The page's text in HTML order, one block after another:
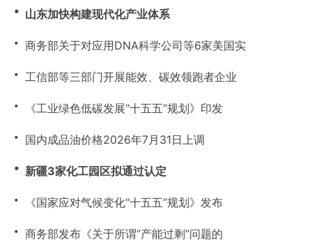
・ 山东加快构建现代化产业体系
・ 商务部关于对应用DNA科学公司等6家美国实
・ 工信部等三部门开展能效、碳效领跑者企业
・ 《工业绿色低碳发展“十五五”规划》印发
・ 国内成品油价格2026年7月31日上调
・ 新疆3家化工园区拟通过认定
・ 《国家应对气候变化“十五五”规划》发布
・ 商务部发布《关于所谓“产能过剩”问题的